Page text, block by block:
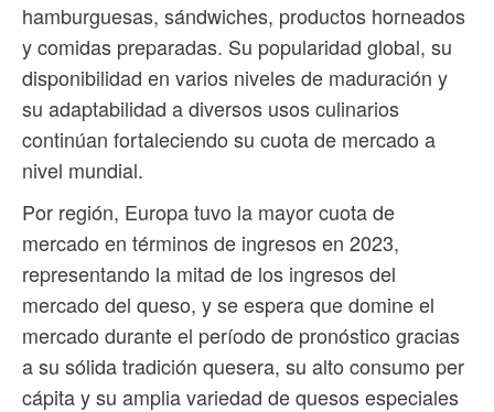
hamburguesas, sándwiches, productos horneados
y comidas preparadas. Su popularidad global, su
disponibilidad en varios niveles de maduración y
su adaptabilidad a diversos usos culinarios
continúan fortaleciendo su cuota de mercado a
nivel mundial.
Por región, Europa tuvo la mayor cuota de
mercado en términos de ingresos en 2023,
representando la mitad de los ingresos del
mercado del queso, y se espera que domine el
mercado durante el período de pronóstico gracias
a su sólida tradición quesera, su alto consumo per
cápita y su amplia variedad de quesos especiales